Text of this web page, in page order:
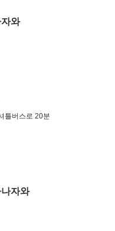
와
틀버스로 20분
자와